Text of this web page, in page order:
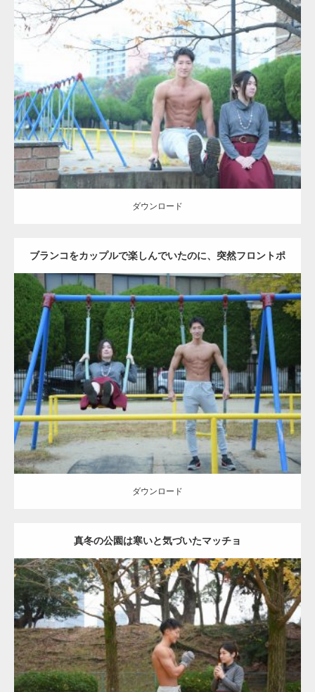
Update:2021.07.6
Category:公園のマッチョ その他 AKIHITO(細マッチョ) 腹筋
ダウンロード
ダウンロード
ブランコをカップルで楽しんでいたのに、突然フロントポ
ーズをするマッチョ
Update: 2021.07.6
Category:公園のマッチョ その他 AKIHITO(細マッチョ) 腹筋 大胸筋
ダウンロード
ダウンロード
真冬の公園は寒いと気づいたマッチョ
Update: 2021.07.8
Category:公園のマッチョ その他 AKIHITO(細マッチョ) 上腕三頭筋
肩
ダウンロード